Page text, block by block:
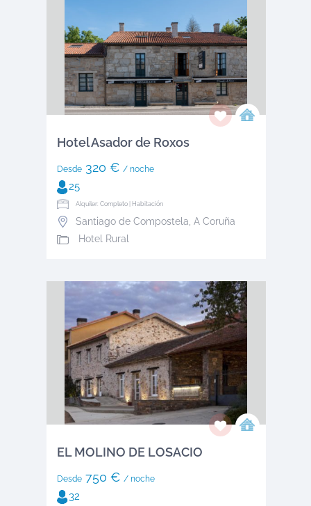
Hotel Asador de Roxos
Desde320 € / noche
25
Alquiler: Completo | Habitación
Santiago de Compostela A Coruña
Hotel Rural
EL MOLINO DE LOSACIO
Desde750 € / noche
32